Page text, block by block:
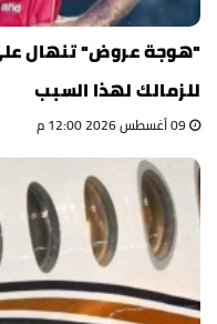
"هوجة عروض" تنهال
للزمالك لهذا السبب